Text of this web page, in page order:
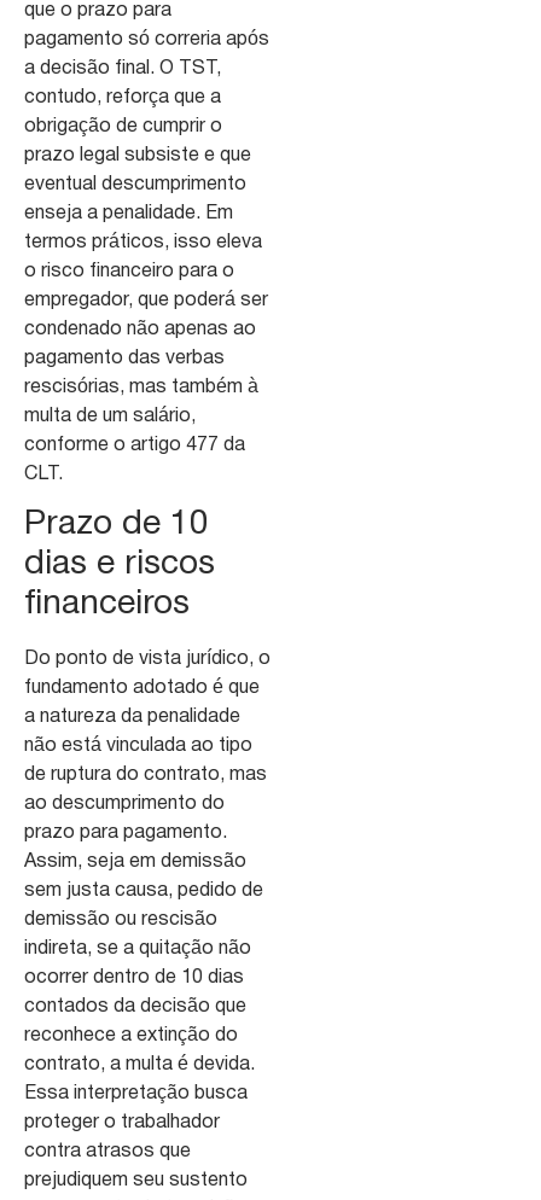
que o prazo para
pagamento só correria após
a decisão final. O TST,
contudo, reforça que a
obrigação de cumprir o
prazo legal subsiste e que
eventual descumprimento
enseja a penalidade. Em
termos práticos, isso eleva
o risco financeiro para o
empregador, que poderá ser
condenado não apenas ao
pagamento das verbas
rescisórias, mas também à
multa de um salário,
conforme o artigo 477 da
CLT.
Prazo de 10
dias e riscos
financeiros
Do ponto de vista jurídico, o
fundamento adotado é que
a natureza da penalidade
não está vinculada ao tipo
de ruptura do contrato, mas
ao descumprimento do
prazo para pagamento.
Assim, seja em demissão
sem justa causa, pedido de
demissão ou rescisão
indireta, se a quitação não
ocorrer dentro de 10 dias
contados da decisão que
reconhece a extinção do
contrato, a multa é devida.
Essa interpretação busca
proteger o trabalhador
contra atrasos que
prejudiquem seu sustento